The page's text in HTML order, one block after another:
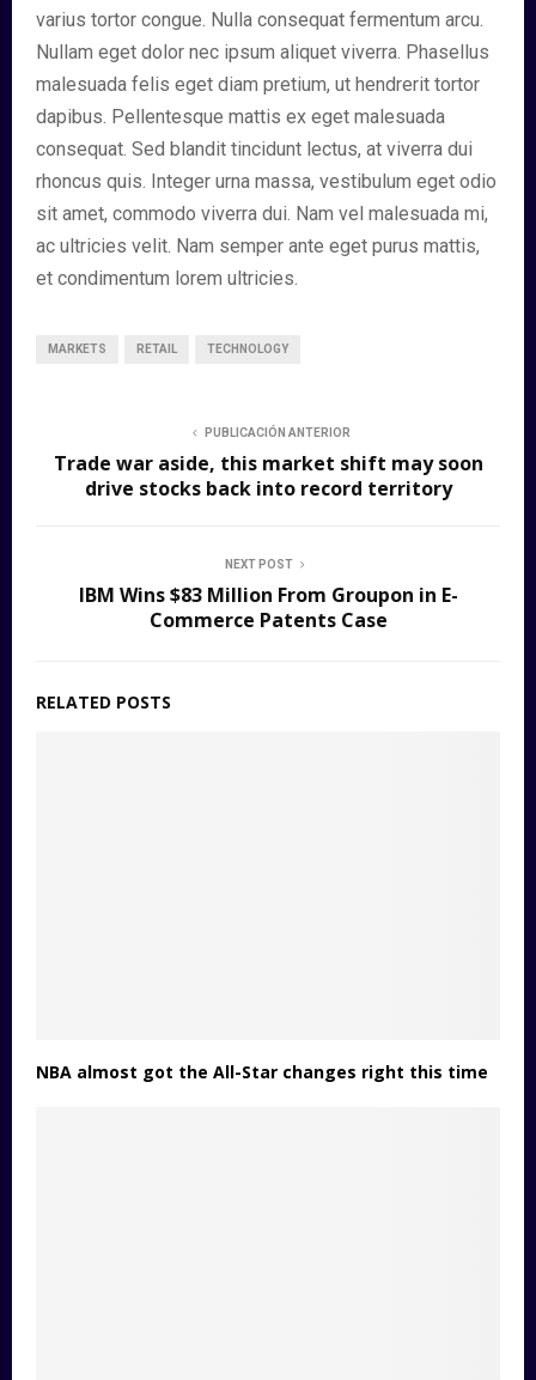
varius tortor congue. Nulla consequat fermentum arcu.
Nullam eget dolor nec ipsum aliquet viverra. Phasellus
malesuada felis eget diam pretium, ut hendrerit tortor
dapibus. Pellentesque mattis ex eget malesuada
consequat. Sed blandit tincidunt lectus, at viverra dui
rhoncus quis. Integer urna massa, vestibulum eget odio
sit amet, commodo viverra dui. Nam vel malesuada mi,
ac ultricies velit. Nam semper ante eget purus mattis,
et condimentum lorem ultricies.
MARKETS RETAIL TECHNOLOGY
PUBLICACIÓN ANTERIOR
Trade war aside, this market shift may soon
drive stocks back into record territory
NEXT POST
IBM Wins $83 Million From Groupon in E-
Commerce Patents Case
RELATED POSTS
NBA almost got the All-Star changes right this time